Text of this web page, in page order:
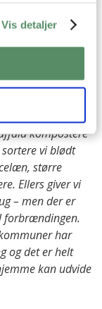
Vis detaljerinden så
vi; hård
grøn, frugt,
kompostere
vi blødt
større
Ellers giver vi
– men der er
forbrændingen.
har
og det er helt
kan udvide